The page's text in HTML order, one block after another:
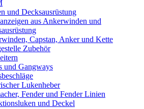
und Decksausrüstung
aus Ankerwinden und
Capstan, Anker und Kette
Zubehör
und Gangways
Lukenheber
Fender und Fender Linien
und Deckel